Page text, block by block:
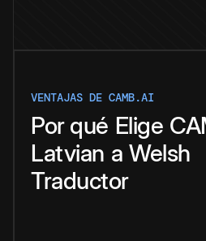
VENTAJAS DE CAMB.AI
Por qué Elige
Latvian a Welsh
Traductor